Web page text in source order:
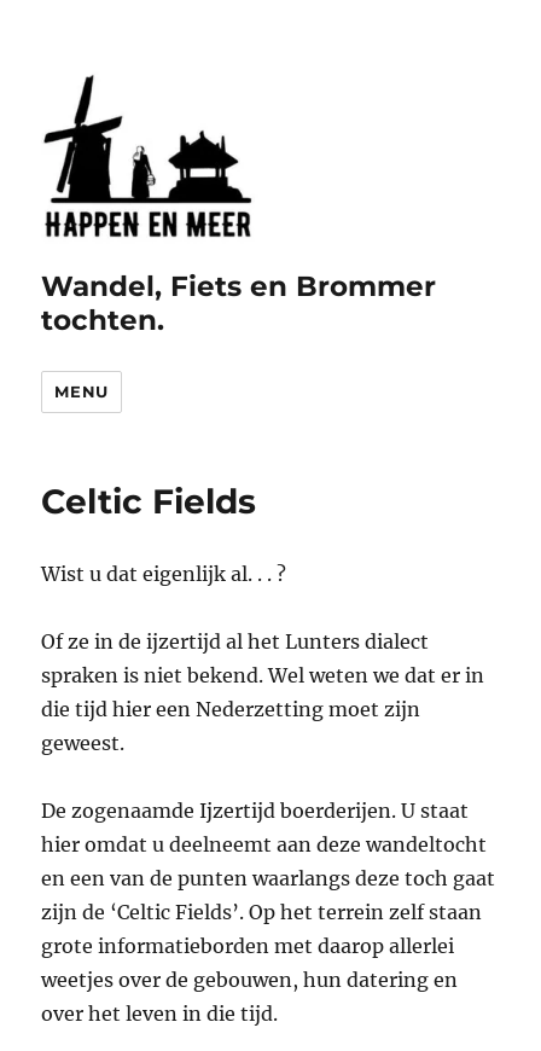
Wandel, Fiets en Brommer
tochten.
MENU
Celtic Fields
Wist u dat eigenlijk al. . . ?
Of ze in de ijzertijd al het Lunters dialect
spraken is niet bekend. Wel weten we dat er in
die tijd hier een Nederzetting moet zijn
geweest.
De zogenaamde Ijzertijd boerderijen. U staat
hier omdat u deelneemt aan deze wandeltocht
en een van de punten waarlangs deze toch gaat
zijn de ‘Celtic Fields’. Op het terrein zelf staan
grote informatieborden met daarop allerlei
weetjes over de gebouwen, hun datering en
over het leven in die tijd.